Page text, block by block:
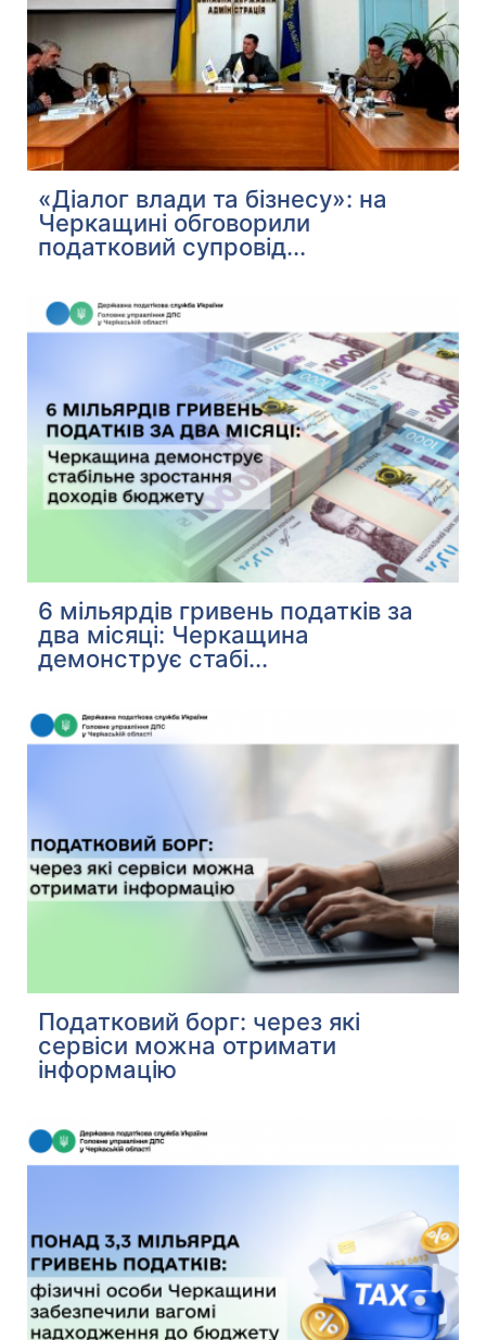
«Діалог влади та бізнесу»: на
Черкащині обговорили
податковий супровід...
6 мільярдів гривень податків за
два місяці: Черкащина
демонструє стабі...
Податковий борг: через які
сервіси можна отримати
інформацію